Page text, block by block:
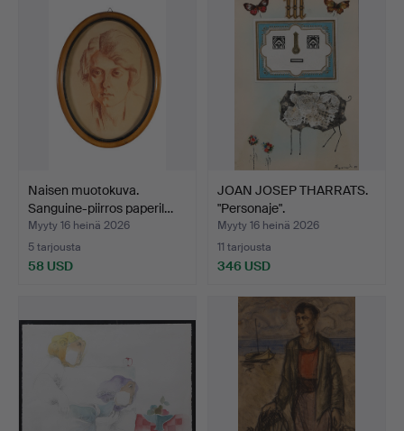
Naisen muotokuva.
Sanguine-piirros paperil…
Myyty 16 heinä 2026
5 tarjousta
58 USD
JOAN JOSEP THARRATS.
"Personaje".
Myyty 16 heinä 2026
11 tarjousta
346 USD